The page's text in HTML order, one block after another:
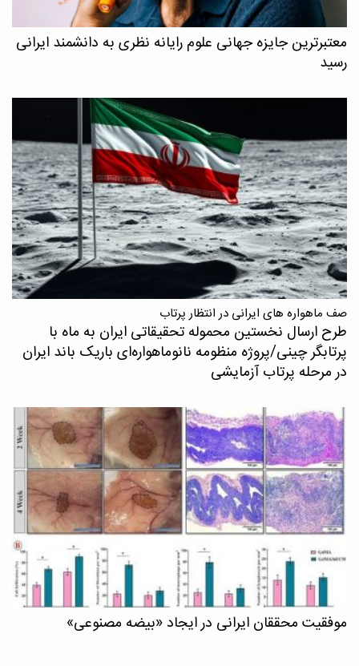
معتبرترین جایزه جهانی علوم رایانه نظری به دانشمند ایرانی
رسید
صف ماهواره های ایرانی در انتظار پرتاب
طرح ارسال نخستین محموله تحقیقاتی ایران به ماه با
پرتابگر چینی/پروژه منظومه نانوماهواره‌ای باریک باند ایران
در مرحله پرتاب آزمایشی
موفقیت محققان ایرانی در ایجاد «بیضه مصنوعی»